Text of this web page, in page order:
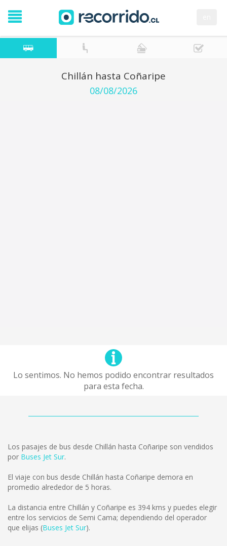
Chillán hasta Coñaripe
08/08/2026
Lo sentimos. No hemos podido encontrar resultados
para esta fecha.
Los pasajes de bus desde Chillán hasta Coñaripe son vendidos
por Buses Jet Sur.
El viaje con bus desde Chillán hasta Coñaripe demora en
promedio alrededor de 5 horas.
La distancia entre Chillán y Coñaripe es 394 kms y puedes elegir
entre los servicios de Semi Cama; dependiendo del operador
que elijas (Buses Jet Sur).